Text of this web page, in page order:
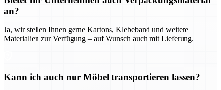
an?
Ja, wir stellen Ihnen gerne Kartons, Klebeband und weitere
Materialien zur Verfügung – auf Wunsch auch mit Lieferung.
Kann ich auch nur Möbel transportieren lassen?